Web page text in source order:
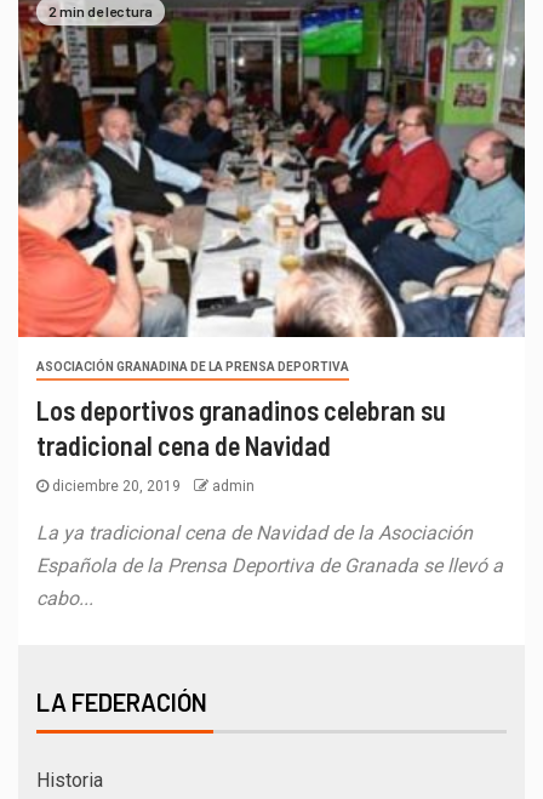
2 min de lectura
ASOCIACIÓN GRANADINA DE LA PRENSA DEPORTIVA
Los deportivos granadinos celebran su
tradicional cena de Navidad
diciembre 20, 2019 admin
La ya tradicional cena de Navidad de la Asociación
Española de la Prensa Deportiva de Granada se llevó a
cabo...
LA FEDERACIÓN
Historia